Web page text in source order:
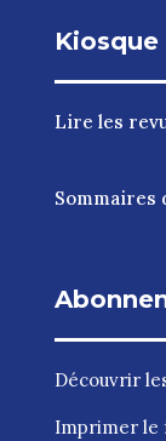
Kiosque
Lire les
Sommaires
Découvrir
Imprimer le